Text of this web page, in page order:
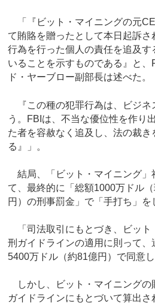
「『ビット・マイニングの元
て賄賂を贈ったとして本日起訴
行為を行った個人の責任を追及す
いることを示すものである』と、
ド・ヤーブロー副部長は述べた。
『この種の犯罪行為は、ビジネ
う。FBIは、不当な優位性を作り
た者を容赦なく追及し、法の裁
る』」。
結局、「ビット・マイニング」
て、最終的に「総額1000万ドル
円）の刑事罰金」で「手打ち」を
「司法取引にもとづき、ビット
刑ガイドラインの適用に則って、
5400万ドル（約81億円）で同意し
しかし、ビット・マイニングの
ガイドラインにもとづいて算出